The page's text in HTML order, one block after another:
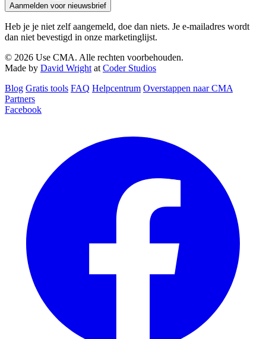
Aanmelden voor nieuwsbrief
Heb je je niet zelf aangemeld, doe dan niets. Je e-mailadres wordt
dan niet bevestigd in onze marketinglijst.
© 2026 Use CMA. Alle rechten voorbehouden.
Made by David Wright at Coder Studios
Blog‎ Gratis tools FAQ Helpcentrum Overstappen naar CMA
Partners
Facebook